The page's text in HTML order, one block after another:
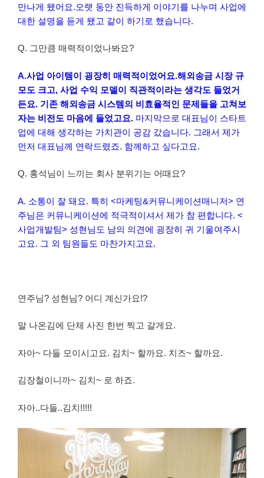
만나게 됐어요.오랫 동안 진득하게 이야기를 나누며 사업에
대한 설명을 듣게 됐고 같이 하기로 했습니다.
Q. 그만큼 매력적이었나봐요?
A.사업 아이템이 굉장히 매력적이었어요.해외송금 시장 규
모도 크고, 사업 수익 모델이 직관적이라는 생각도 들었거
든요. 기존 해외송금 시스템의 비효율적인 문제들을 고쳐보
자는 비전도 마음에 들었고요. 마지막으로 대표님이 스타트
업에 대해 생각하는 가치관이 공감 갔습니다. 그래서 제가
먼저 대표님께 연락드렸죠. 함께하고 싶다고요.
Q. 홍석님이 느끼는 회사 분위기는 어때요?
A. 소통이 잘 돼요. 특히 <마케팅&커뮤니케이션매니저> 연
주님은 커뮤니케이션에 적극적이셔서 제가 참 편합니다. <
사업개발팀> 성현님도 남의 의견에 굉장히 귀 기울여주시
고요. 그 외 팀원들도 마찬가지고요.
연주님? 성현님? 어디 계신가요!?
말 나온김에 단체 사진 한번 찍고 갈게요.
자아~ 다들 모이시고요. 김치~ 할까요. 치즈~ 할까요.
김장철이니까~ 김치~ 로 하죠.
자아..다들..김치!!!!!